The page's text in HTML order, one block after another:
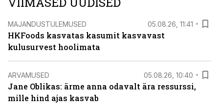
MAJANDUSTULEMUSED 05.08.26, 11:41
HKFoods kasvatas kasumit kasvavast
kulusurvest hoolimata
ARVAMUSED 05.08.26, 10:40
Jane Oblikas: ärme anna odavalt ära ressurssi,
mille hind ajas kasvab